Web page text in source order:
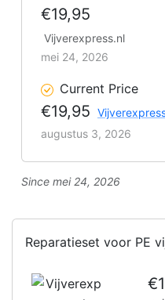
€19,95
Vijverexpress.nl
mei 24, 2026
Current Price
€19,95
augustus 3, 2026
Since mei 24, 2026
Reparatieset voor PE